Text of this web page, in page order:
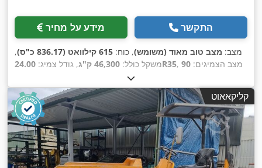
מידע על מחיר התקשר
מצב: מצב טוב מאוד (משומש), כוח: 615 קילוואט (836.17 כ"ס)
,
משקל כולל: 46,300 ק"ג , גודל צמיג: 24.00R35 , מצב הצמיגים: 90
, שנת ייצור:
קליקאאוט